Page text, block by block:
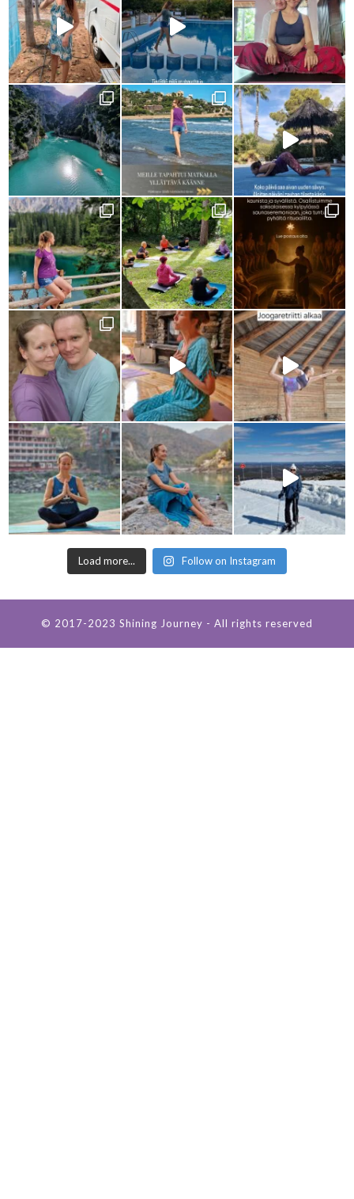
Load more... Follow on Instagram
© 2017-2023 Shining Journey - All rights reserved